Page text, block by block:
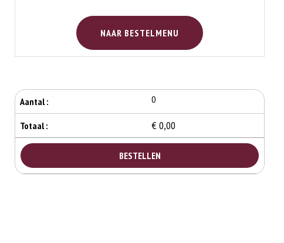
NAAR BESTELMENU
Aantal : 0
Totaal : € 0,00
BESTELLEN